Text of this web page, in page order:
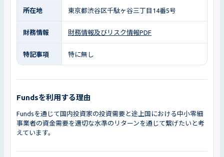
所在地 東京都渋谷区千駄ヶ谷三丁目14番5号
財務情報 財務情報及びリスク情報PDF
特記事項 特に無し
Fundsを利用する理由
Fundsを通じて国内投資家の投資需要と途上国における中小零細
事業者の資金需要を適切な水準のリターンを通じて繋げたいと考
えています。